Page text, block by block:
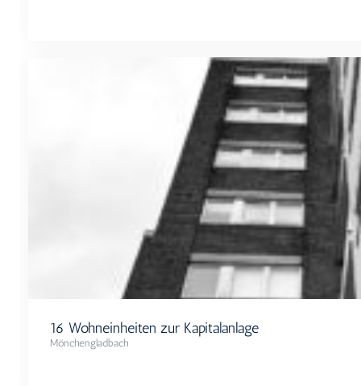
16 Wohneinheiten zur Kapitalanlage
Mönchengladbach